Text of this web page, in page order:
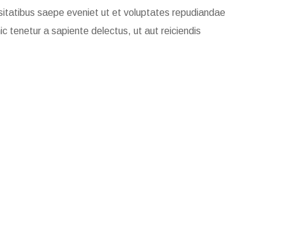
saepe eveniet ut et voluptates repudiandae
tenetur a sapiente delectus, ut aut reiciendis